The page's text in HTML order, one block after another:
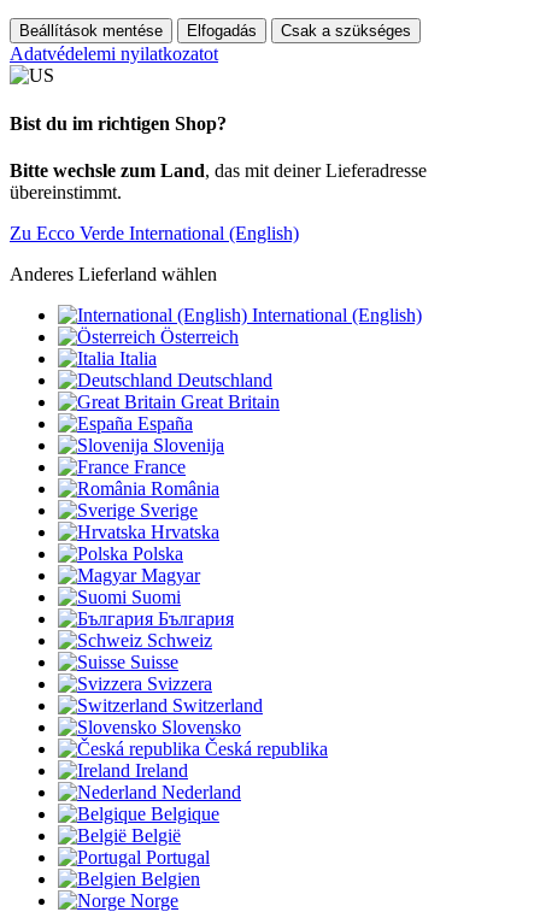
Beállítások mentése Elfogadás Csak a szükséges
Adatvédelemi nyilatkozatot
Bist du im richtigen Shop?
Bitte wechsle zum Land, das mit deiner Lieferadresse
übereinstimmt.
Zu Ecco Verde International (English)
Anderes Lieferland wählen
International (English)
Österreich
Italia
Deutschland
Great Britain
España
Slovenija
France
România
Sverige
Hrvatska
Polska
Magyar
Suomi
България
Schweiz
Suisse
Svizzera
Switzerland
Slovensko
Česká republika
Ireland
Nederland
Belgique
België
Portugal
Belgien
Norge